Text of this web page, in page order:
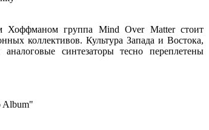
Хоффманом группа Mind Over Matter стоит
коллективов. Культура Запада и Востока,
синтезаторы тесно переплетены
Album"